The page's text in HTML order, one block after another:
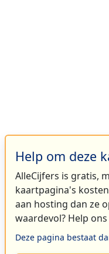
Help om deze
AlleCijfers is gratis,
kaartpagina's
aan hosting dan ze
waardevol? Help
Deze pagina bestaat